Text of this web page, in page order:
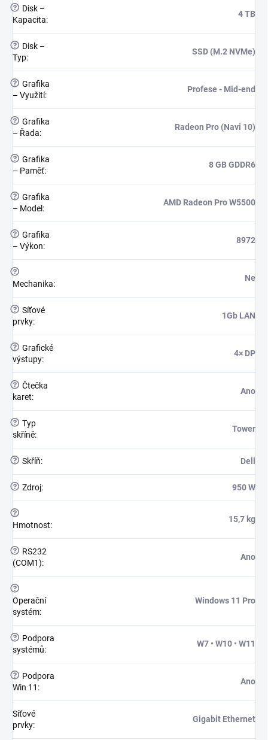
?
Disk –
Kapacita:
4 TB
?
Disk –
Typ:
SSD (M.2 NVMe)
? Grafika
– Využití:
Profese - Mid-end
? Grafika
– Řada:
Radeon Pro (Navi 10)
? Grafika
– Paměť:
8 GB GDDR6
? Grafika
– Model :
AMD Radeon Pro W5500
? Grafika
– Výkon:
8972
?
Mechanika:
Ne
? Síťové
prvky:
1Gb LAN
? Grafické
výstupy:
4× DP
? Čtečka
karet:
Ano
? Typ
skříně:
Tower
? Skříň: Dell
? Zdroj: 950 W
?
Hmotnost:
15,7 kg
?
RS232
(COM1):
Ano
?
Operační
systém:
Windows 11 Pro
?
Podpora
systémů:
W7 • W10 • W11
?
Podpora
Win 11 :
Ano
Síťové
prvky:
Gigabit Ethernet